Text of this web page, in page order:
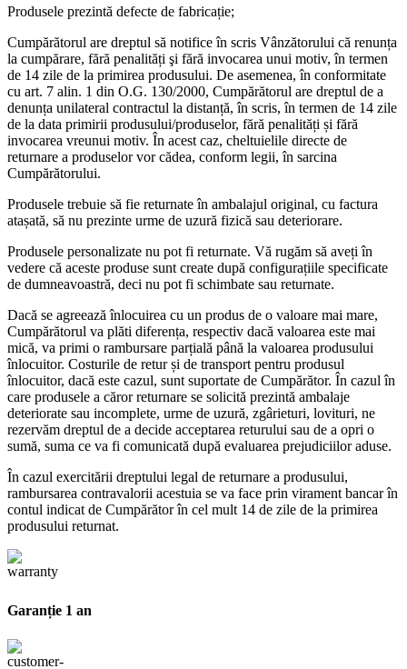
Produsele prezintă defecte de fabricație;
Cumpărătorul are dreptul să notifice în scris Vânzătorului că renunța
la cumpărare, fără penalități şi fără invocarea unui motiv, în termen
de 14 zile de la primirea produsului. De asemenea, în conformitate
cu art. 7 alin. 1 din O.G. 130/2000, Cumpărătorul are dreptul de a
denunța unilateral contractul la distanță, în scris, în termen de 14 zile
de la data primirii produsului/produselor, fără penalități și fără
invocarea vreunui motiv. În acest caz, cheltuielile directe de
returnare a produselor vor cădea, conform legii, în sarcina
Cumpărătorului.
Produsele trebuie să fie returnate în ambalajul original, cu factura
atașată, să nu prezinte urme de uzură fizică sau deteriorare.
Produsele personalizate nu pot fi returnate. Vă rugăm să aveți în
vedere că aceste produse sunt create după configurațiile specificate
de dumneavoastră, deci nu pot fi schimbate sau returnate.
Dacă se agreează înlocuirea cu un produs de o valoare mai mare,
Cumpărătorul va plăti diferența, respectiv dacă valoarea este mai
mică, va primi o rambursare parțială până la valoarea produsului
înlocuitor. Costurile de retur și de transport pentru produsul
înlocuitor, dacă este cazul, sunt suportate de Cumpărător. În cazul în
care produsele a căror returnare se solicită prezintă ambalaje
deteriorate sau incomplete, urme de uzură, zgârieturi, lovituri, ne
rezervăm dreptul de a decide acceptarea returului sau de a opri o
sumă, suma ce va fi comunicată după evaluarea prejudiciilor aduse.
În cazul exercitării dreptului legal de returnare a produsului,
rambursarea contravalorii acestuia se va face prin virament bancar în
contul indicat de Cumpărător în cel mult 14 de zile de la primirea
produsului returnat.
Garanție 1 an